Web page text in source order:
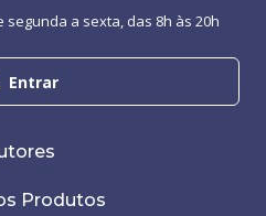
Entrar
a sexta, das 8h às 20h
Produtos